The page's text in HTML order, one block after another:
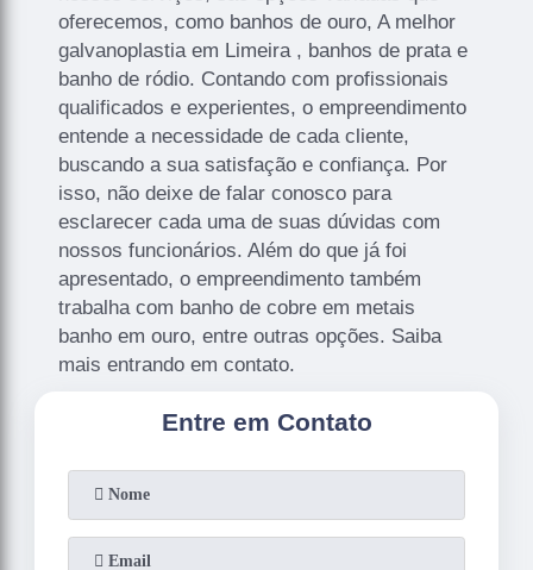
oferecemos, como banhos de ouro, A melhor
galvanoplastia em Limeira , banhos de prata e
banho de ródio. Contando com profissionais
qualificados e experientes, o empreendimento
entende a necessidade de cada cliente,
buscando a sua satisfação e confiança. Por
isso, não deixe de falar conosco para
esclarecer cada uma de suas dúvidas com
nossos funcionários. Além do que já foi
apresentado, o empreendimento também
trabalha com banho de cobre em metais
banho em ouro, entre outras opções. Saiba
mais entrando em contato.
Entre em Contato